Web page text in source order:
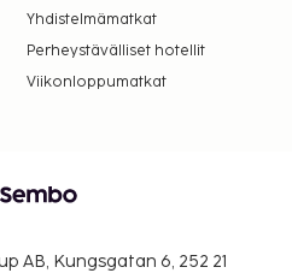
Yhdistelmämatkat
Perheystävälliset hotellit
Viikonloppumatkat
AB, Kungsgatan 6, 252 21